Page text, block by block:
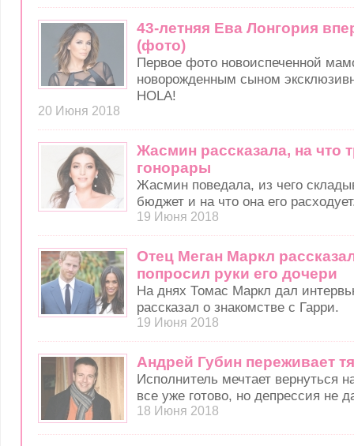
43-летняя Ева Лонгория
(фото)
Первое фото новоиспеченной
новорожденным сыном
HOLA!
20 Июня 2018
Жасмин рассказала, на что
гонорары
Жасмин поведала, из чего
бюджет и на что она его
19 Июня 2018
Отец Меган Маркл
попросил руки его дочери
На днях Томас Маркл дал
рассказал о знакомстве с Гарри.
19 Июня 2018
Андрей Губин переживает
Исполнитель мечтает вернуться
все уже готово, но депрессия не
18 Июня 2018